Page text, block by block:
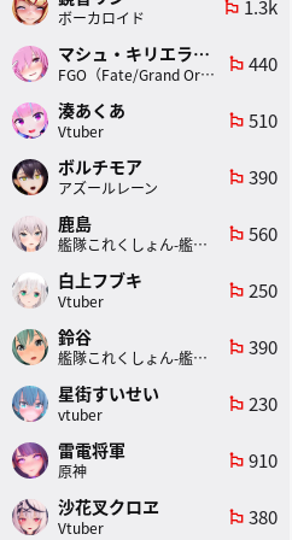
ボーカロイド
emoji_flags 1.3k
マシュ・キリエライト
FGO（Fate/Grand Order）
emoji_flags 440
湊あくあ
Vtuber
emoji_flags 510
ボルチモア
アズールレーン
emoji_flags 390
鹿島
艦隊これくしょん-艦これ-
emoji_flags 560
白上フブキ
Vtuber
emoji_flags 250
鈴谷
艦隊これくしょん-艦これ-
emoji_flags 390
星街すいせい
vtuber
emoji_flags 230
雷電将軍
原神
emoji_flags 910
沙花叉クロヱ
Vtuber
emoji_flags 380